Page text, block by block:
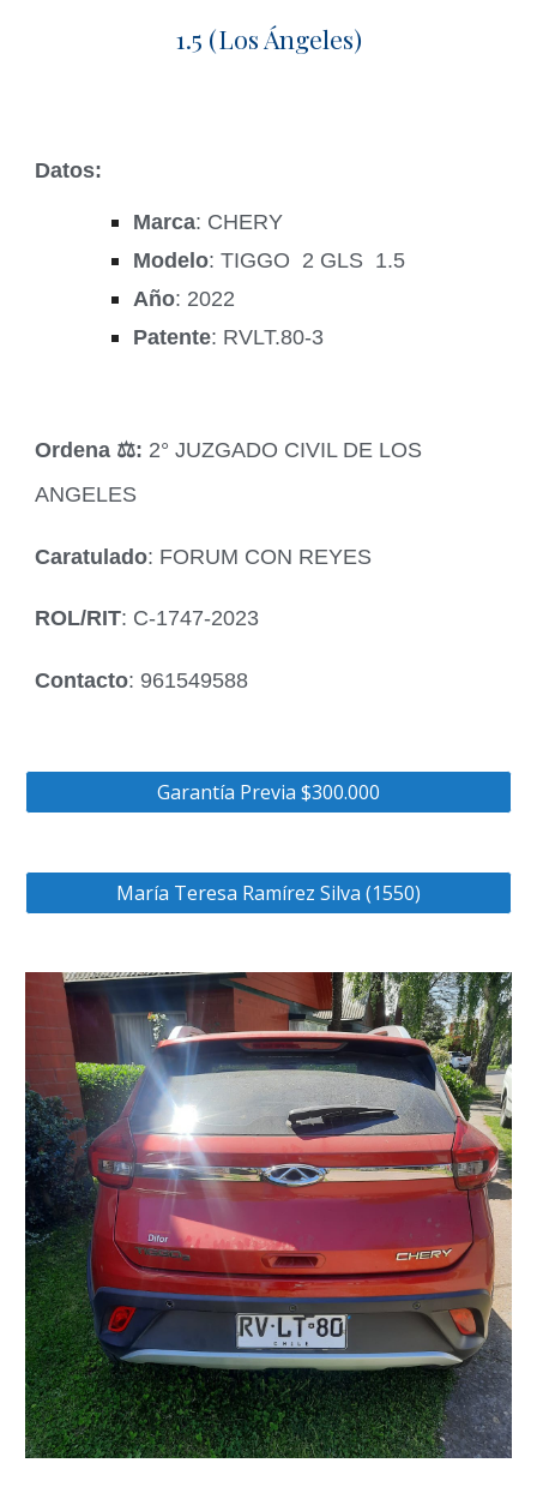
1.5 (Los Ángeles)
Datos:
Marca: CHERY
Modelo: TIGGO 2 GLS 1.5
Año: 2022
Patente: RVLT.80-3
Ordena ‍⚖️: 2° JUZGADO CIVIL DE LOS
ANGELES
Caratulado: FORUM CON REYES
ROL/RIT: C-1747-2023
Contacto: 961549588
Garantía Previa $300.000
María Teresa Ramírez Silva (1550)